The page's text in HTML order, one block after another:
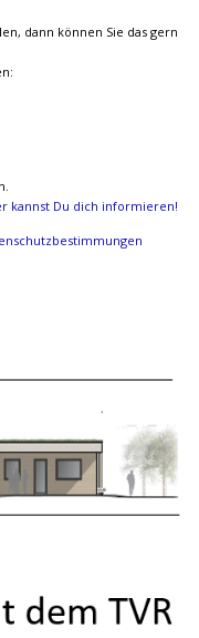
dann können Sie das gern
kannst Du dich informieren!